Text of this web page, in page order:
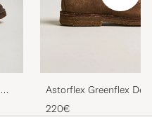
Astorflex Greenflex
Dark Khaki Suede
220€